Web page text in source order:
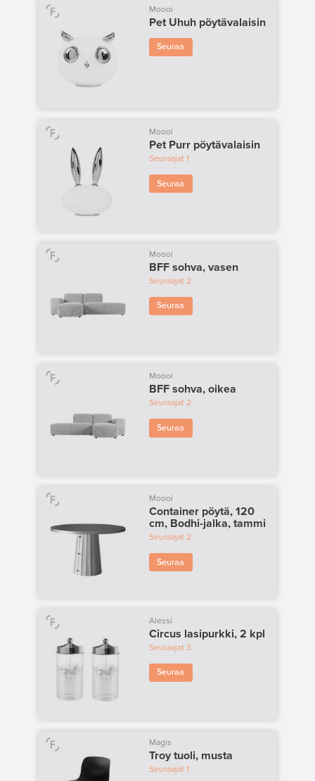
Moooi
Pet Uhuh pöytävalaisin
Seuraa
Moooi
Pet Purr pöytävalaisin
Seuraajat1
Seuraa
Moooi
BFF sohva, vasen
Seuraajat 2
Seuraa
Moooi
BFF sohva, oikea
Seuraajat2
Seuraa
Moooi
Container pöytä, 120
cm, Bodhi-jalka, tammi
Seuraajat2
Seuraa
Alessi
Circus lasipurkki, 2 kpl
Seuraajat 3
Seuraa
Magis
Troy tuoli, musta
Seuraajat1